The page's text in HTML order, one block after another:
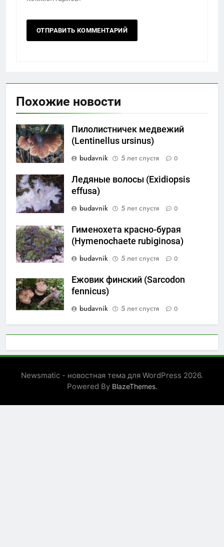
Похожие новости
Пилолистничек медвежий
(Lentinellus ursinus)
budavnik
5 лет спустя 0
Ледяные волосы (Exidiopsis
effusa)
budavnik
5 лет спустя 0
Гименохета красно-бурая
(Hymenochaete rubiginosa)
budavnik
5 лет спустя 0
Ежовик финский (Sarcodon
fennicus)
budavnik
5 лет спустя 0
Newsmatic - новостная тема для WordPress 2026.
Powered By BlazeThemes.